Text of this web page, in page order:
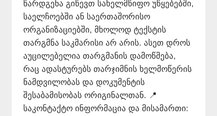
წარდგენა გიწევთ სახელმწიფო უწყებებში,
საელჩოებში ან საერთაშორისო
ორგანიზაციებში, მხოლოდ ტექსტის
თარგმნა საკმარისი არ არის. ასეთ დროს
აუცილებელია თარგმანის დამოწმება,
რაც ადასტურებს თარჯიმნის ხელმოწერის
ნამდვილობას და დოკუმენტის
შესაბამისობას ორიგინალთან. 📍
საკონტაქტო ინფორმაცია და მისამართი: